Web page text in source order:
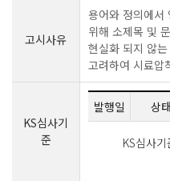
고시사유
용어와 정의에서
위해 소제목 및
현실화 되지 않
고려하여 시료압
KS심사기
준
발행일 상태
KS심사